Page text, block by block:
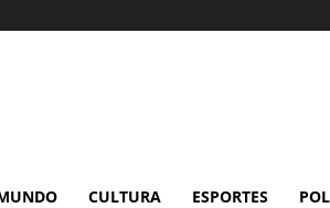
CULTURA ESPORTES